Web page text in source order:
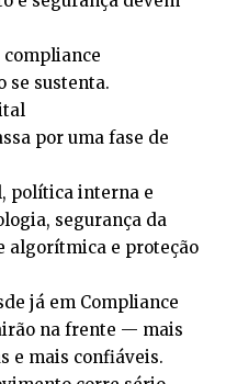
se sustenta.
por uma fase de
política interna e
segurança da
algorítmica e proteção
já em Compliance
na frente — mais
e mais confiáveis.